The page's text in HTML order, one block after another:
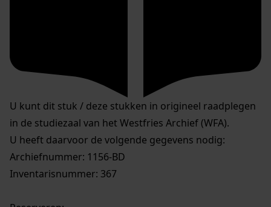
U kunt dit stuk / deze stukken in origineel raadplegen
in de studiezaal van het Westfries Archief (WFA).
U heeft daarvoor de volgende gegevens nodig:
Archiefnummer: 1156-BD
Inventarisnummer: 367